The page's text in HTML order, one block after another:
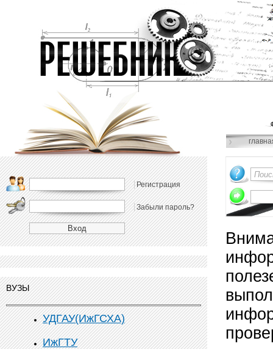
Регистрация
Забыли пароль?
ВУЗЫ
УДГАУ(ИжГСХА)
ИжГТУ